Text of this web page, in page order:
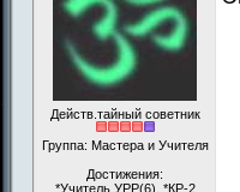
Действ.тайный советник
Группа: Мастера и Учителя
Достижения:
*Учитель УРР(6), *КР-2